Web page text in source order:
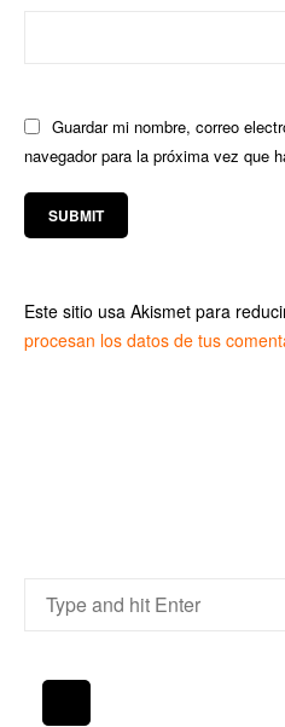
Guardar mi nombre, correo
navegador para la próxima vez que
Este sitio usa Akismet para
procesan los datos de tus